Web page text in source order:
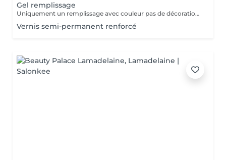
Gel remplissage
Uniquement un remplissage avec couleur pas de décoration inclus.
Vernis semi-permanent renforcé